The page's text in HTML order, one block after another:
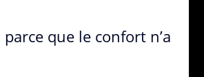
parce que le confort n’a